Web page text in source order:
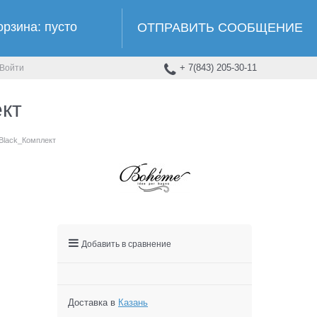
пусто ОТПРАВИТЬ СООБЩЕНИЕ
Войти + 7(843) 205-30-11
Добавить в сравнение
Доставка в Казань